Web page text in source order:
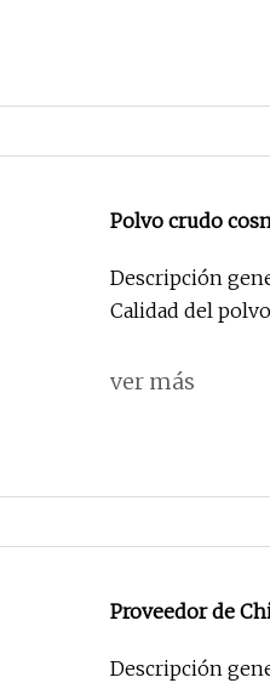
Polvo crudo
Descripción
Calidad del
ver más
Proveedor de
Descripción